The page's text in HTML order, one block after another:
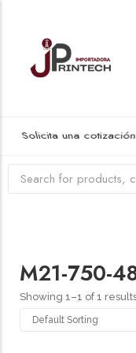
Solicita una
Top Rated
M21-750-
Showing 1–1 of 1